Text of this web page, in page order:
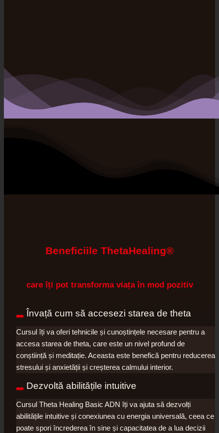
Beneficiile ThetaHealing®
care îți pot transforma viața în mod pozitiv
Învață cum să accesezi starea de theta
Cursul îți va oferi tehnicile și cunoștințele necesare pentru a
accesa starea de theta, care este un nivel profund de
conștiință și meditație. Aceasta este benefică pentru reducerea
stresului și anxietății și creșterea calmului interior.
Dezvoltă abilitățile intuitive
Cursul Theta Healing Basic ADN îți va ajuta să dezvolți
abilitățile intuitive și conexiunea cu energia universală, ceea ce
poate spori încrederea în sine și capacitatea de a lua decizii